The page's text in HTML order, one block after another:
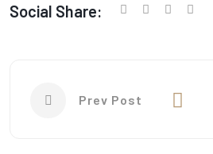
Social Share:
Prev Post